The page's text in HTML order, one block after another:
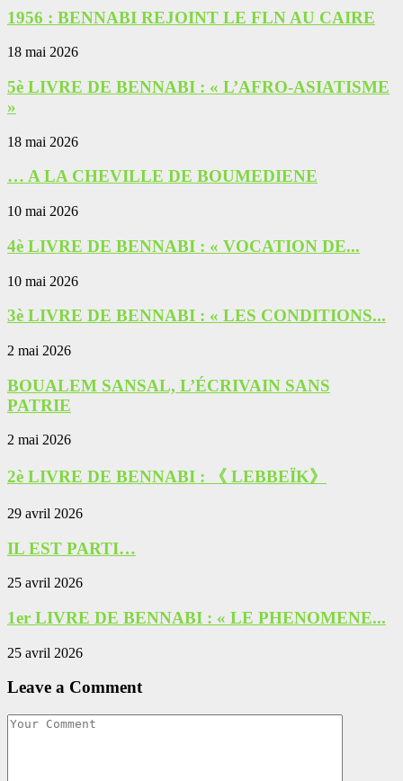
1956 : BENNABI REJOINT LE FLN AU CAIRE
18 mai 2026
5è LIVRE DE BENNABI : « L’AFRO-ASIATISME
»
18 mai 2026
… A LA CHEVILLE DE BOUMEDIENE
10 mai 2026
4è LIVRE DE BENNABI : « VOCATION DE...
10 mai 2026
3è LIVRE DE BENNABI : « LES CONDITIONS...
2 mai 2026
BOUALEM SANSAL, L’ÉCRIVAIN SANS
PATRIE
2 mai 2026
2è LIVRE DE BENNABI : 《 LEBBEÏK》
29 avril 2026
IL EST PARTI…
25 avril 2026
1er LIVRE DE BENNABI : « LE PHENOMENE...
25 avril 2026
Leave a Comment